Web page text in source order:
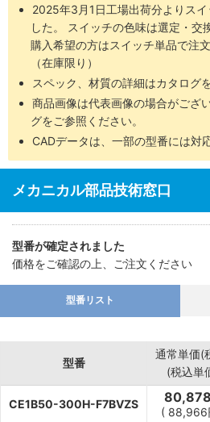
2025年3月1日工場出荷分よりス
した。 スイッチの色味は選定・交
購入希望の方はスイッチ単品で注
（在庫限り）
スペック、材質の詳細はカタログ
商品画像は代表画像の場合がござ
グをご参照ください。
CADデータは、一部の型番には対
メカニカル部品技術窓口
型番が確定されました
価格をご確認の上、ご注文ください
型番リスト
型番
通常単価(
(税込単
CE1B50-300H-F7BVZS 80,878
( 88,966